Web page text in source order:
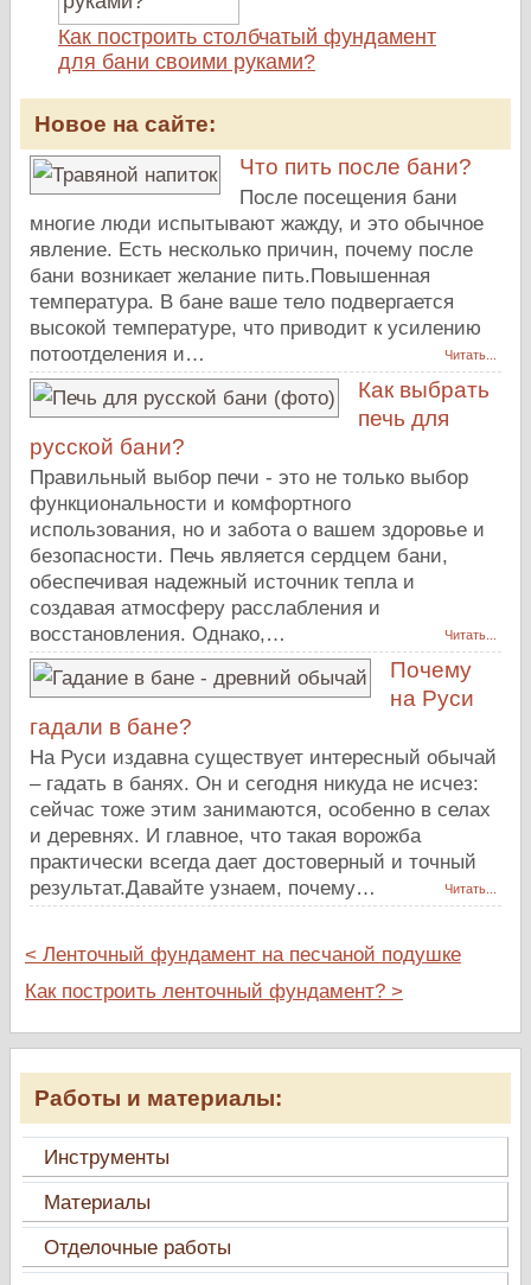
Как построить столбчатый фундамент
для бани своими руками?
Новое на сайте:
Что пить после бани?
После посещения бани
многие люди испытывают жажду, и это обычное
явление. Есть несколько причин, почему после
бани возникает желание пить.Повышенная
температура. В бане ваше тело подвергается
высокой температуре, что приводит к усилению
потоотделения и…
Читать...
Как выбрать
печь для
русской бани?
Правильный выбор печи - это не только выбор
функциональности и комфортного
использования, но и забота о вашем здоровье и
безопасности. Печь является сердцем бани,
обеспечивая надежный источник тепла и
создавая атмосферу расслабления и
восстановления. Однако,…
Читать...
Почему
на Руси
гадали в бане?
На Руси издавна существует интересный обычай
– гадать в банях. Он и сегодня никуда не исчез:
сейчас тоже этим занимаются, особенно в селах
и деревнях. И главное, что такая ворожба
практически всегда дает достоверный и точный
результат.Давайте узнаем, почему…
Читать...
< Ленточный фундамент на песчаной подушке
Как построить ленточный фундамент? >
Работы и материалы:
Инструменты
Материалы
Отделочные работы